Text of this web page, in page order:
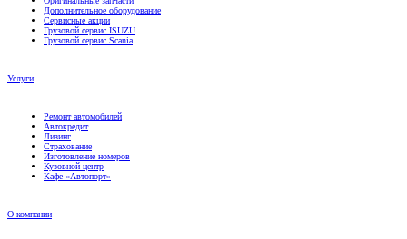
Дополнительное оборудование
Сервисные акции
Грузовой сервис ISUZU
Грузовой сервис Scania
Услуги
Ремонт автомобилей
Автокредит
Лизинг
Страхование
Изготовление номеров
Кузовной центр
Кафе «Автопорт»
О компании